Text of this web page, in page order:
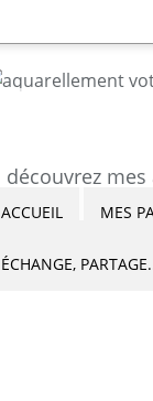
ACCUEIL MES
ÉCHANGE,